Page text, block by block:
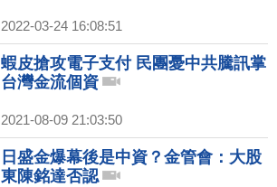
2022-03-24 16:08:51
蝦皮搶攻電子支付 民團憂中共騰訊掌
台灣金流個資
2021-08-09 21:03:50
日盛金爆幕後是中資？金管會：大股
東陳銘達否認